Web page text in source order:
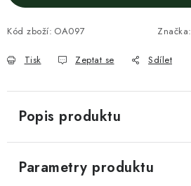
Kód zboží: OA097 Značka:
Tisk Zeptat se Sdílet
Popis produktu
Parametry produktu